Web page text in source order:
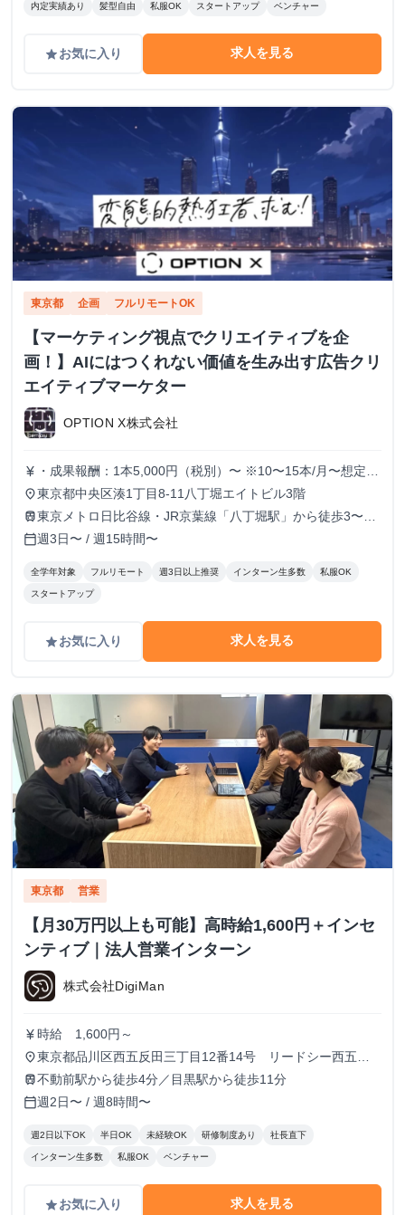
内定実績あり 髪型自由 私服OK スタートアップ ベンチャー
gradeお気に入り 求人を見る
東京都 企画 フルリモートOK
【マーケティング視点でクリエイティブを企
画！】AIにはつくれない価値を生み出す広告クリ
エイティブマーケター
OPTION X株式会社
currency_yen ・成果報酬：1本5,000円（税別）〜 ※10〜15本/月〜想定
※経験、実績、能力等によって変動 ※トライアル期間の場
合変動あり
place東京都中央区湊1丁目8-11八丁堀エイトビル3階
train東京メトロ日比谷線・JR京葉線「八丁堀駅」から徒歩3〜6
分
calendar_today週3日〜 / 週15時間〜
全学年対象 フルリモート 週3日以上推奨 インターン生多数 私服OK
スタートアップ
gradeお気に入り 求人を見る
東京都 営業
【月30万円以上も可能】高時給1,600円＋インセ
ンティブ｜法人営業インターン
株式会社DigiMan
currency_yen 時給 1,600円～
place東京都品川区西五反田三丁目12番14号 リードシー西五反
田ビル7-8階（受付8階）
train不動前駅から徒歩4分／目黒駅から徒歩11分
calendar_today週2日〜 / 週8時間〜
週2日以下OK 半日OK 未経験OK 研修制度あり 社長直下
インターン生多数 私服OK ベンチャー
gradeお気に入り 求人を見る